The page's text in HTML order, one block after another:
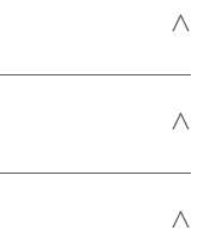
˄
˄
˄